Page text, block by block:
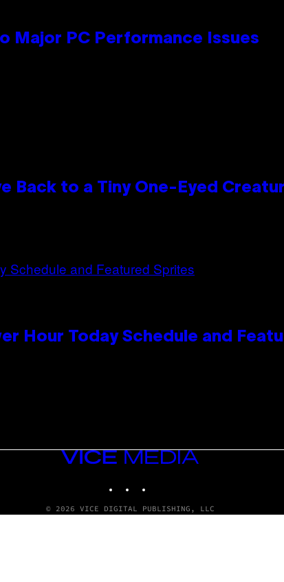
Major PC Performance Issues
Back to a Tiny One-Eyed
Hour Today Schedule and
VICE
MEDIA
© 2026 VICE DIGITAL PUBLISHING, LLC